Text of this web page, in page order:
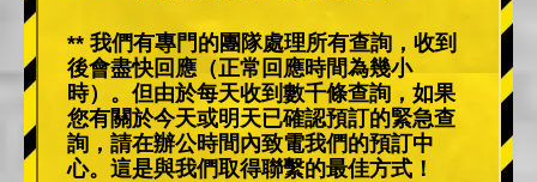
** 我們有專門的團隊處理所有查詢，收到
後會盡快回應（正常回應時間為幾小
時）。但由於每天收到數千條查詢，如果
您有關於今天或明天已確認預訂的緊急查
詢，請在辦公時間內致電我們的預訂中
心。這是與我們取得聯繫的最佳方式！